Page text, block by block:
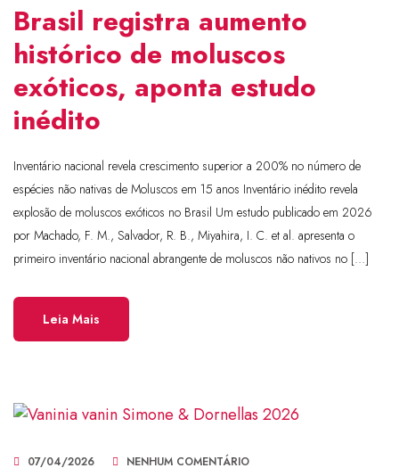
Brasil registra aumento
histórico de moluscos
exóticos, aponta estudo
inédito
Inventário nacional revela crescimento superior a 200% no número de
espécies não nativas de Moluscos em 15 anos Inventário inédito revela
explosão de moluscos exóticos no Brasil Um estudo publicado em 2026
por Machado, F. M., Salvador, R. B., Miyahira, I. C. et al. apresenta o
primeiro inventário nacional abrangente de moluscos não nativos no […]
Leia Mais
07/04/2026 NENHUM COMENTÁRIO